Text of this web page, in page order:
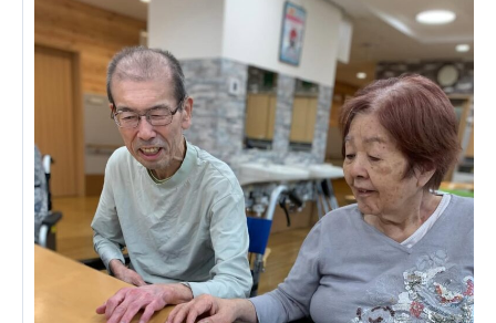
特定非営利活動法人ファイアーレッズメディカルスポ
ーツクラブ
特定非営利活動法人アート応援隊
Mediclude 株式会社アジアメデカ元気事業団
株式会社フラワーコミュニティ放送
Medicare Lead Japan
株式会社日本医科学研究所